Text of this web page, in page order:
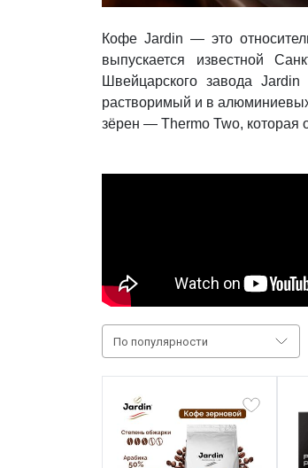
Кофе Jardin — это
выпускается известной
Швейцарского завода
растворимый и в
зёрен — Thermo Two, которая
По популярности